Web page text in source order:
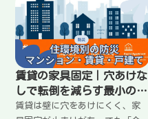
のリスクも。簡易トイレへ切り
替える判断基準、臭い・保管・
衛生を崩さない運用、家族で揉
めないルールまで最短で整理し
ます。
賃貸の家具固定｜穴あけな
しで転倒を減らす最小のや
り方
賃貸は壁に穴をあけにくく、家